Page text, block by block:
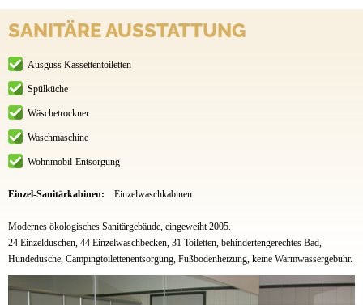
SANITÄRE AUSSTATTUNG
Ausguss Kassettentoiletten
Spülküche
Wäschetrockner
Waschmaschine
Wohnmobil-Entsorgung
Einzel-Sanitärkabinen: Einzelwaschkabinen
Modernes ökologisches Sanitärgebäude, eingeweiht 2005.
24 Einzelduschen, 44 Einzelwaschbecken, 31 Toiletten, behindertengerechtes Bad,
Hundedusche, Campingtoilettenentsorgung, Fußbodenheizung, keine Warmwassergebühr.